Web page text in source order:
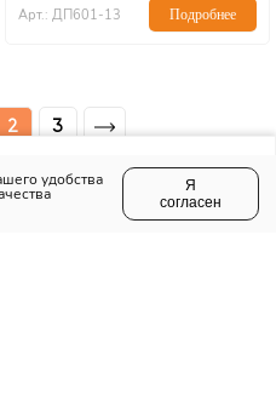
Арт.: ДП601-13 Подробнее
2 3
МЕНЮ
удобства
Я
согласен